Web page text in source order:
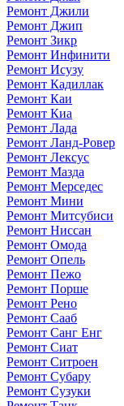
Ремонт Джили
Ремонт Джип
Ремонт Зикр
Ремонт Инфинити
Ремонт Исузу
Ремонт Кадиллак
Ремонт Каи
Ремонт Киа
Ремонт Лада
Ремонт Ланд-Ровер
Ремонт Лексус
Ремонт Мазда
Ремонт Мерседес
Ремонт Мини
Ремонт Митсубиси
Ремонт Ниссан
Ремонт Омода
Ремонт Опель
Ремонт Пежо
Ремонт Порше
Ремонт Рено
Ремонт Сааб
Ремонт Санг Енг
Ремонт Сиат
Ремонт Ситроен
Ремонт Субару
Ремонт Сузуки